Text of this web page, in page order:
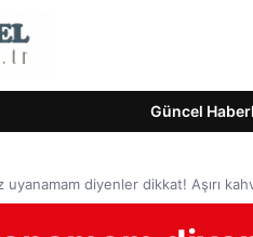
Güncel
uyanamam diyenler dikkat! Aşırı